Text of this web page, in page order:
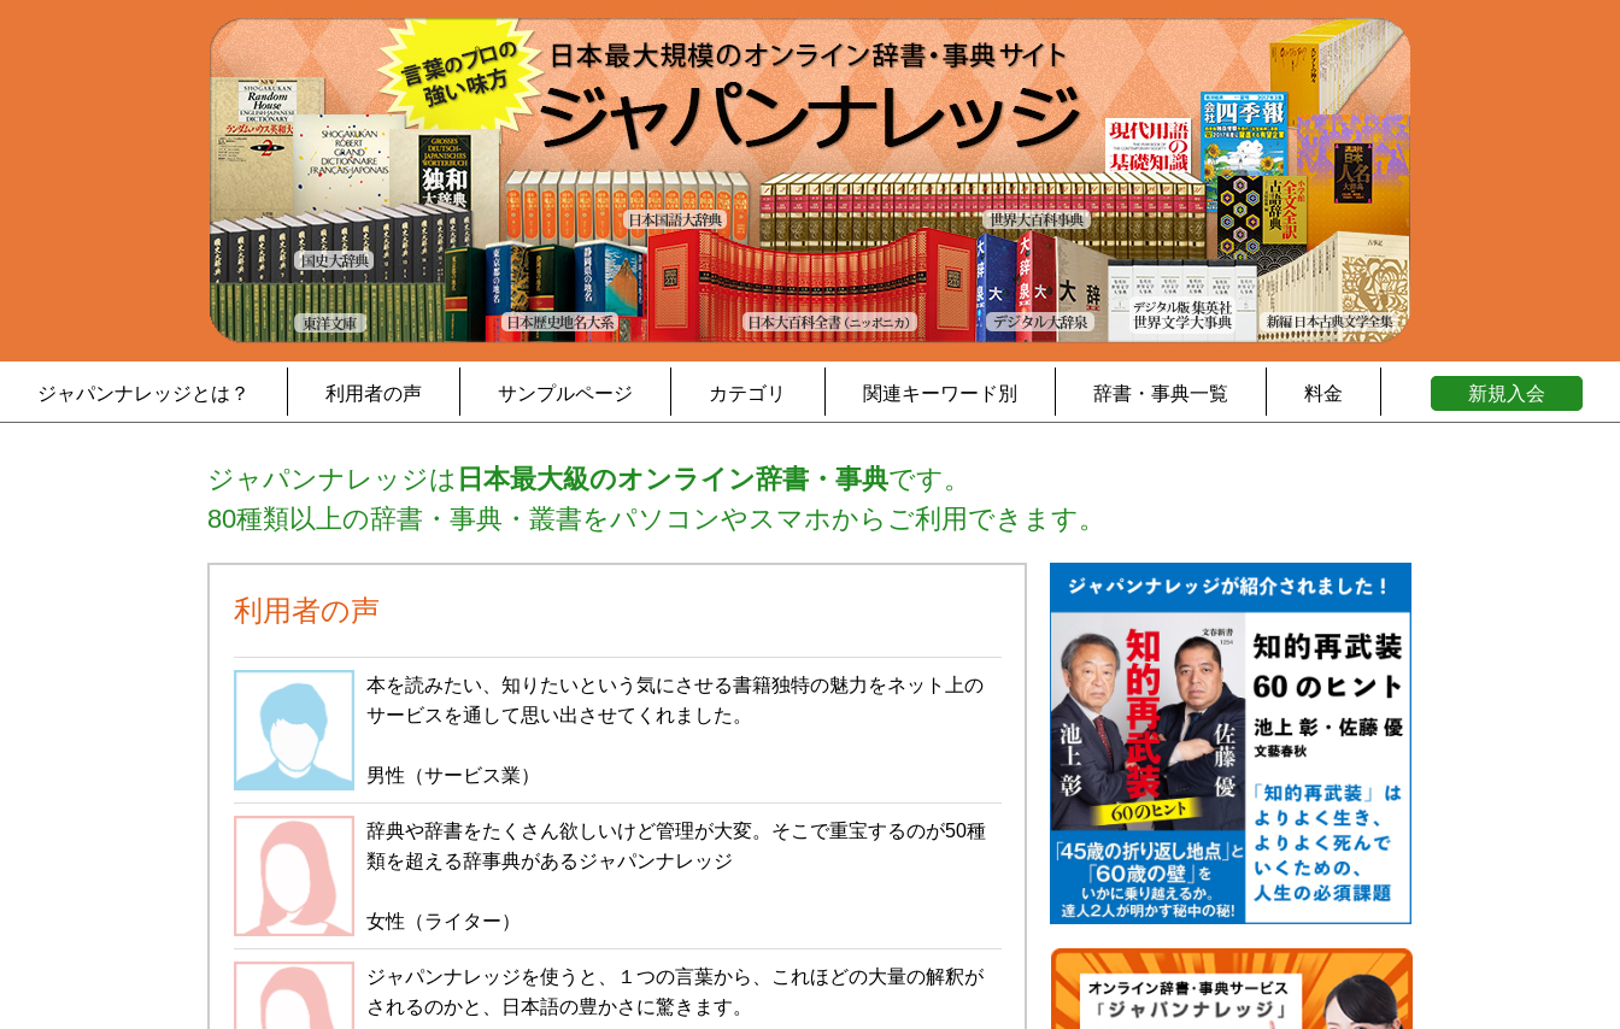
ジャパンナレッジとは？ 利用者の声 サンプルページ カテゴリ 関連キーワード別 辞書・事典一覧 料金 新規入会
ジャパンナレッジは 日本最大級のオンライン辞書・事典です。
80種類以上の辞書・事典・叢書をパソコンやスマホからご利用できます。
利用者の声
本を読みたい、知りたいという気にさせる書籍独特の魅力をネット上の
サービスを通して思い出させてくれました。
男性（サービス業）
辞典や辞書をたくさん欲しいけど管理が大変。そこで重宝するのが50種
類を超える辞事典があるジャパンナレッジ
女性（ライター）
ジャパンナレッジを使うと、１つの言葉から、これほどの大量の解釈が
されるのかと、日本語の豊かさに驚きます。